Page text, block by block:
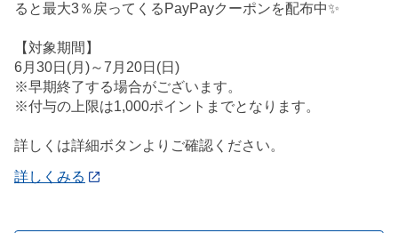
ると最大3％戻ってくるPayPayクーポンを配布中✨
【対象期間】
6月30日(月)～7月20日(日)
※早期終了する場合がございます。
※付与の上限は1,000ポイントまでとなります。
詳しくは詳細ボタンよりご確認ください。
詳しくみる